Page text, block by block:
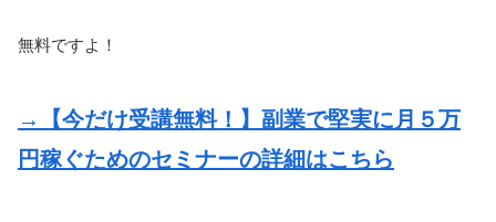
無料ですよ！
→【今だけ受講無料！】副業で堅実に月５万
円稼ぐためのセミナーの詳細はこちら